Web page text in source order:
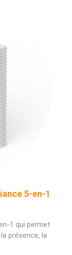
5-en-1
1 qui permet
présence, la